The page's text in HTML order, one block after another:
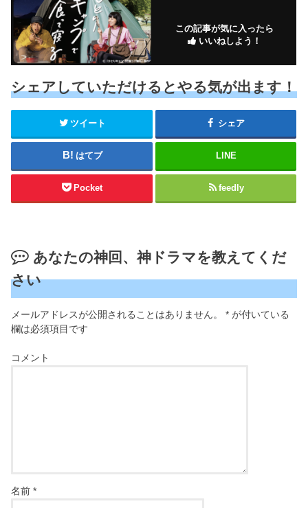
この記事が気に入ったら
いいねしよう！
シェアしていただけるとやる気が出ます！
ツイート シェア
はてブ LINE
Pocket feedly
あなたの神回、神ドラマを教えてくだ
さい
メールアドレスが公開されることはありません。 * が付いている
欄は必須項目です
コメント
名前*